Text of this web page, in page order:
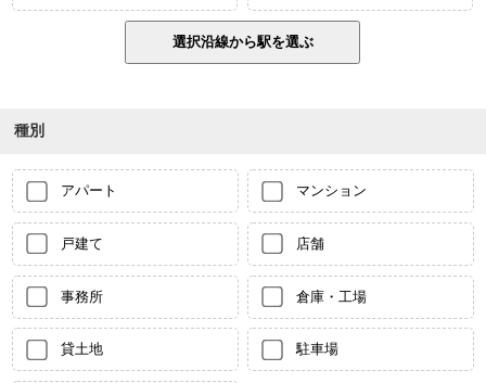
種別
アパート マンション
戸建て 店舗
事務所 倉庫・工場
貸土地 駐車場